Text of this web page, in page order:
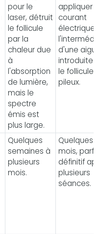
pour le
laser, détruit
le follicule
par la
chaleur due
à
l'absorption
de lumière,
mais le
spectre
émis est
plus large.
appliquer
courant
électrique
d'une
introduite
le follicule
pileux.
Quelques
semaines à
plusieurs
mois.
Quelques
mois,
définitif
plusieurs
séances.